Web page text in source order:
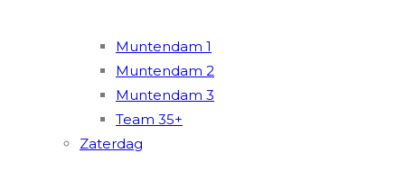
Muntendam 1
Muntendam 2
Muntendam 3
Team 35+
Zaterdag